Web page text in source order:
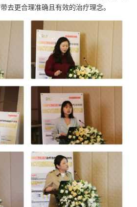
去更合理准确且有效的治疗理念。